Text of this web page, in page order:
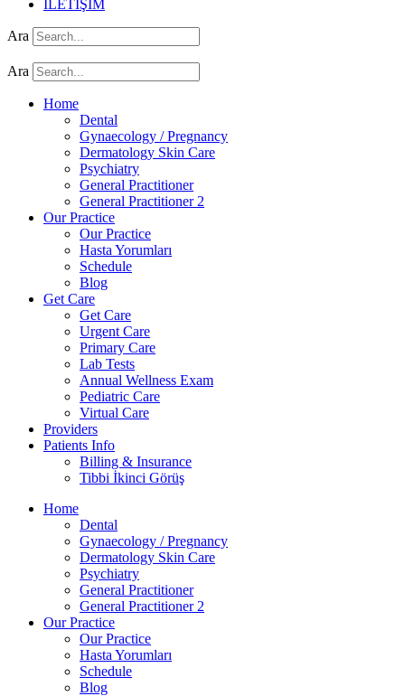
İLETİŞİM
Ara
Ara
Home
Dental
Gynaecology / Pregnancy
Dermatology Skin Care
Psychiatry
General Practitioner
General Practitioner 2
Our Practice
Our Practice
Hasta Yorumları
Schedule
Blog
Get Care
Get Care
Urgent Care
Primary Care
Lab Tests
Annual Wellness Exam
Pediatric Care
Virtual Care
Providers
Patients Info
Billing & Insurance
Tibbi İkinci Görüş
Home
Dental
Gynaecology / Pregnancy
Dermatology Skin Care
Psychiatry
General Practitioner
General Practitioner 2
Our Practice
Our Practice
Hasta Yorumları
Schedule
Blog